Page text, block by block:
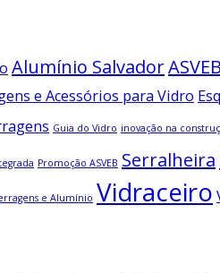
Alumínio SalvadorASVEB
e Acessórios para Vidro
Guia do Vidro inovação na
Promoção ASVEB Serralheira
e Alumínio Vidraceiro